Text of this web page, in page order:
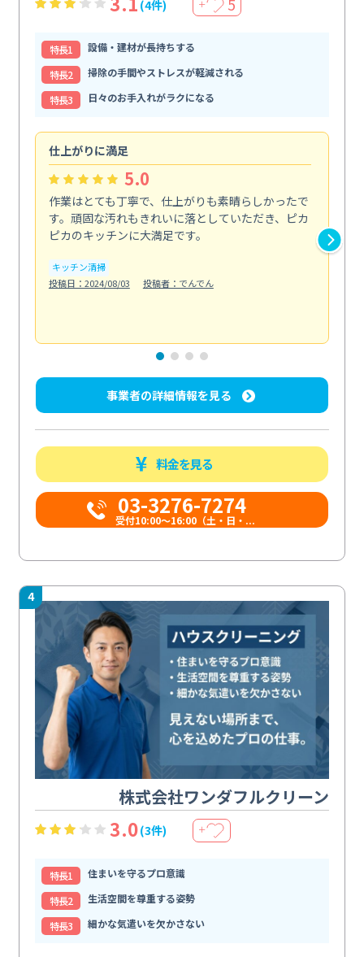
(4件) ＋ 5
特⻑1
設備・建材が長持ちする
特⻑2
掃除の手間やストレスが軽減される
特⻑3
日々のお手入れがラクになる
仕上がりに満足
5.0
作業はとても丁寧で、仕上がりも素晴らしかったで
す。頑固な汚れもきれいに落としていただき、ピカ
ピカのキッチンに大満足です。
キッチン清掃
投稿日：2024/08/03
投稿者：でんでん
事業者の詳細情報を見る
料金を見る
03-3276-7274
受付10:00〜16:00（土・日・...
4
株式会社ワンダフルクリーン
3.0(3件) ＋
特⻑1
住まいを守るプロ意識
特⻑2
生活空間を尊重する姿勢
特⻑3
細かな気遣いを欠かさない